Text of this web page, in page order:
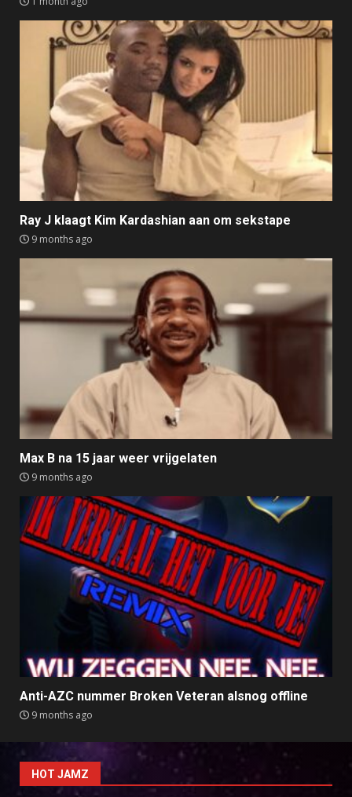
Ray J klaagt Kim Kardashian aan om sekstape
9 months ago
Max B na 15 jaar weer vrijgelaten
9 months ago
Anti-AZC nummer Broken Veteran alsnog offline
9 months ago
HOT JAMZ